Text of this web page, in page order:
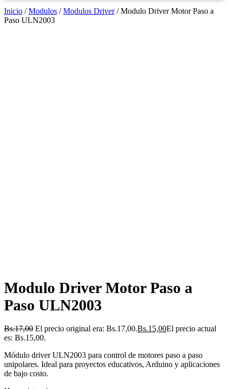
Inicio /Modulos /Modulos Driver/ Modulo Driver Motor Paso a
Paso ULN2003
Modulo Driver Motor Paso a
Paso ULN2003
Bs.17,00 El precio original era: Bs.17,00.Bs.15,00El precio actual
es: Bs.15,00.
Módulo driver ULN2003 para control de motores paso a paso
unipolares. Ideal para proyectos educativos, Arduino y aplicaciones
de bajo costo.